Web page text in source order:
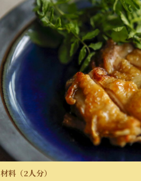
材料（2人分）